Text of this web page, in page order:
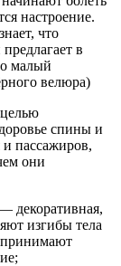
настроение.
что
в
малый
велюра)
спины и
и пассажиров,
они
декоративная,
изгибы тела
принимают